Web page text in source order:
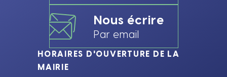
Nous écrire
Par email
HORAIRES D'OUVERTURE DE LA
MAIRIE